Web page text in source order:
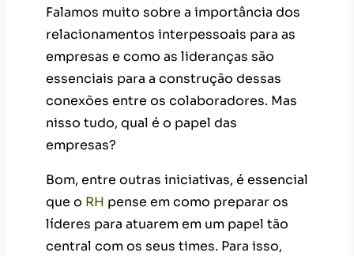
Falamos muito sobre a importância dos
relacionamentos interpessoais para as
empresas e como as lideranças são
essenciais para a construção dessas
conexões entre os colaboradores. Mas
nisso tudo, qual é o papel das
empresas?
Bom, entre outras iniciativas, é essencial
que o RH pense em como preparar os
líderes para atuarem em um papel tão
central com os seus times. Para isso,